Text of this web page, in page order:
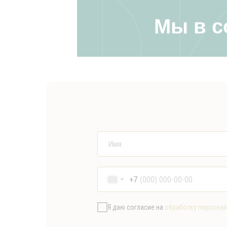
Мы в
+7
Я даю согласие на обработку